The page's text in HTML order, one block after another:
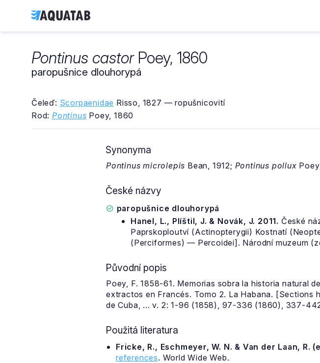
Pontinus castorPoey, 1860
paropušnice dlouhorypá
Čeleď: Scorpaenidae Risso, 1827 — ropušnicovití
Rod: Pontinus Poey, 1860
Synonyma
Pontinus microlepis Bean, 1912; Pontinus pollux
České názvy
paropušnice dlouhorypá
Hanel, L., Plíštil, J. & Novák, J. 2011. České
Paprskoploutví (Actinopterygii) Kostnatí
(Perciformes) — Percoidei]. Národní muzeum
Původní popis
Poey, F. 1858-61. Memorias sobra la historia natural
extractos en Francés. Tomo 2. La Habana. [Sections
de Cuba, ... v. 2: 1-96 (1858), 97-336 (1860), 337-
Použitá literatura
Fricke, R., Eschmeyer, W. N. & Van der Laan, R.
references. World Wide Web.